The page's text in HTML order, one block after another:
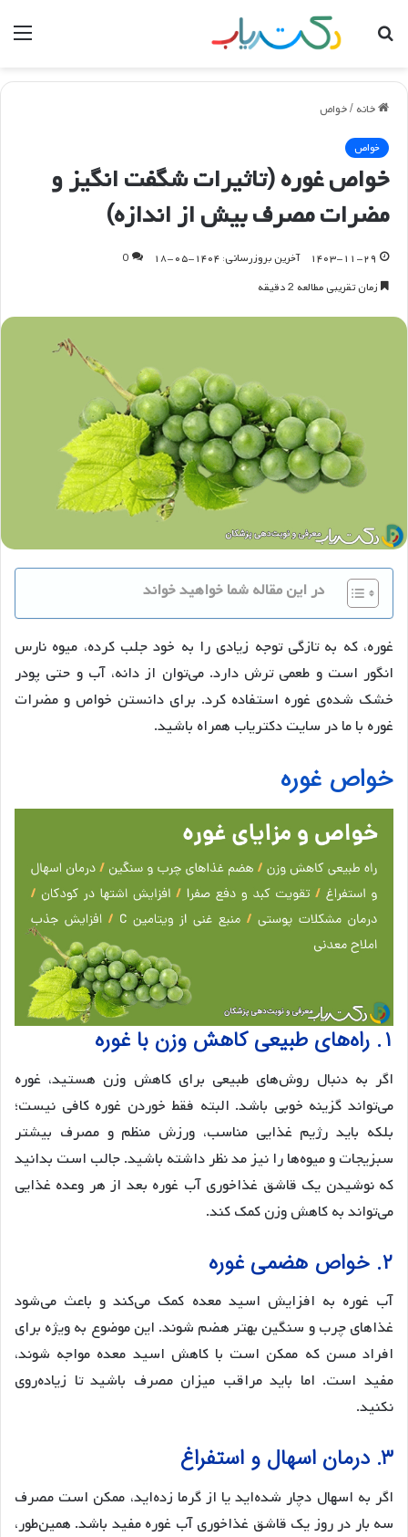
جستجو
خانه /خواص
خواص
خواص غوره (تاثیرات شگفت انگیز و
مضرات مصرف بیش از اندازه)
۱۴۰۳-۱۱-۲۹ آخرین بروزرسانی: ۱۴۰۴-۰۵-۱۸
0
زمان تقریبی مطالعه 2 دقیقه
در این مقاله شما خواهید خواند
غوره، که به تازگی توجه زیادی را به خود جلب کرده، میوه نارس
انگور است و طعمی ترش دارد. می‌توان از دانه، آب و حتی پودر
خشک شده‌ی غوره استفاده کرد. برای دانستن خواص و مضرات
غوره با ما در سایت دکتریاب همراه باشید.
خواص غوره
۱. راه‌های طبیعی کاهش وزن با غوره
اگر به دنبال روش‌های طبیعی برای کاهش وزن هستید، غوره
می‌تواند گزینه خوبی باشد. البته فقط خوردن غوره کافی نیست؛
بلکه باید رژیم غذایی مناسب، ورزش منظم و مصرف بیشتر
سبزیجات و میوه‌ها را نیز مد نظر داشته باشید. جالب است بدانید
که نوشیدن یک قاشق غذاخوری آب غوره بعد از هر وعده غذایی
می‌تواند به کاهش وزن کمک کند.
۲. خواص هضمی غوره
آب غوره به افزایش اسید معده کمک می‌کند و باعث می‌شود
غذاهای چرب و سنگین بهتر هضم شوند. این موضوع به ویژه برای
افراد مسن که ممکن است با کاهش اسید معده مواجه شوند،
مفید است. اما باید مراقب میزان مصرف باشید تا زیاده‌روی
نکنید.
۳. درمان اسهال و استفراغ
اگر به اسهال دچار شده‌اید یا از گرما زده‌اید، ممکن است مصرف
سه بار در روز یک قاشق غذاخوری آب غوره مفید باشد. همین‌طور،